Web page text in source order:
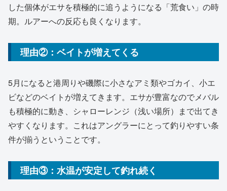
した個体がエサを積極的に追うようになる「荒食い」の時
期。ルアーへの反応も良くなります。
理由②：ベイトが増えてくる
5月になると港周りや磯際に小さなアミ類やゴカイ、小エ
ビなどのベイトが増えてきます。エサが豊富なのでメバル
も積極的に動き、シャローレンジ（浅い場所）まで出てき
やすくなります。これはアングラーにとって釣りやすい条
件が揃うということです。
理由③：水温が安定して釣れ続く